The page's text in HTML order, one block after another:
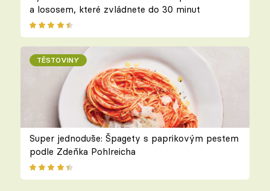
a lososem, které zvládnete do 30 minut
TĚSTOVINY
Super jednoduše: Špagety s paprikovým pestem
podle Zdeňka Pohlreicha